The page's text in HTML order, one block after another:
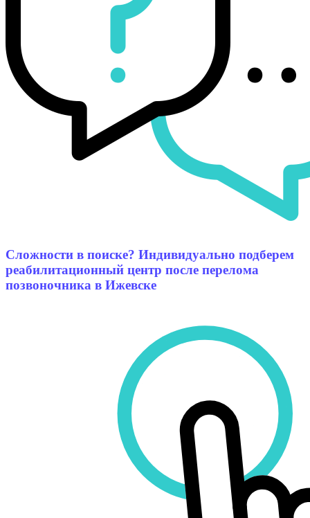
Сложности в поиске? Индивидуально подберем
реабилитационный центр после перелома
позвоночника в Ижевске